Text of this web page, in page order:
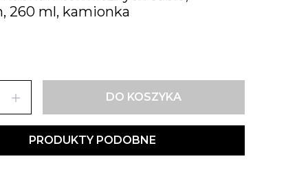
260 ml, kamionka
add DO KOSZYKA
PRODUKTY PODOBNE